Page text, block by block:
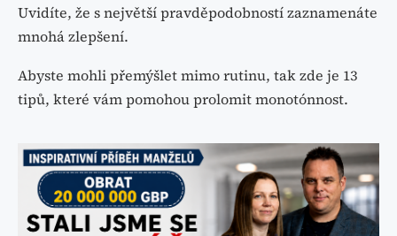
Uvidíte, že s největší pravděpodobností zaznamenáte
mnohá zlepšení.
Abyste mohli přemýšlet mimo rutinu, tak zde je 13
tipů, které vám pomohou prolomit monotónnost.